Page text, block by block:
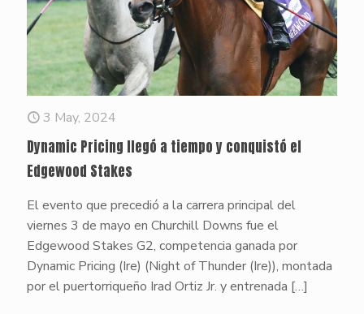
3 May, 2024
Dynamic Pricing llegó a tiempo y conquistó el
Edgewood Stakes
El evento que precedió a la carrera principal del
viernes 3 de mayo en Churchill Downs fue el
Edgewood Stakes G2, competencia ganada por
Dynamic Pricing (Ire) (Night of Thunder (Ire)), montada
por el puertorriqueño Irad Ortiz Jr. y entrenada […]